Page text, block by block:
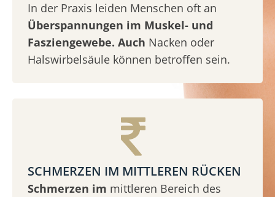
In der Praxis leiden Menschen oft an
Überspannungen im Muskel- und
Fasziengewebe. Auch Nacken oder
Halswirbelsäule können betroffen sein.
SCHMERZEN IM MITTLEREN RÜCKEN
Schmerzen im mittleren Bereich des